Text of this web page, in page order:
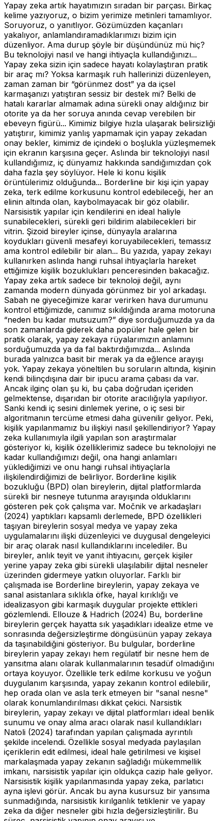
Yapay zeka artık hayatımızın sıradan bir parçası. Birkaç
kelime yazıyoruz, o bizim yerimize metinleri tamamlıyor.
Soruyoruz, o yanıtlıyor. Gözümüzden kaçanları
yakalıyor, anlamlandıramadıklarımızı bizim için
düzenliyor. Ama durup şöyle bir düşündünüz mü hiç?
Bu teknolojiyi nasıl ve hangi ihtiyaçla kullandığınızı...
Yapay zeka sizin için sadece hayatı kolaylaştıran pratik
bir araç mı? Yoksa karmaşık ruh hallerinizi düzenleyen,
zaman zaman bir “görünmez dost” ya da içsel
karmaşanızı yatıştıran sessiz bir destek mi? Belki de
hatalı kararlar almamak adına sürekli onay aldığınız bir
otorite ya da her soruya anında cevap verebilen bir
ebeveyn figürü... Kimimiz bilgiye hızla ulaşarak belirsizliği
yatıştırır, kimimiz yanlış yapmamak için yapay zekadan
onay bekler, kimimiz de içindeki o boşlukla yüzleşmemek
için ekranın karşısına geçer. Aslında bir teknolojiyi nasıl
kullandığımız, iç dünyamız hakkında sandığımızdan çok
daha fazla şey söylüyor. Hele ki konu kişilik
örüntülerimiz olduğunda... Borderline bir kişi için yapay
zeka, terk edilme korkusunu kontrol edebileceği, her an
elinin altında olan, kaybolmayacak bir göz olabilir.
Narsisistik yapılar için kendilerini en ideal haliyle
sunabilecekleri, sürekli geri bildirim alabilecekleri bir
vitrin. Şizoid bireyler içinse, dünyayla aralarına
koydukları güvenli mesafeyi koruyabilecekleri, temassız
ama kontrol edilebilir bir alan... Bu yazıda, yapay zekayı
kullanırken aslında hangi ruhsal ihtiyaçlarla hareket
ettiğimize kişilik bozuklukları penceresinden bakacağız.
Yapay zeka artık sadece bir teknoloji değil, aynı
zamanda modern dünyada görünmez bir yol arkadaşı.
Sabah ne giyeceğimize karar verirken hava durumunu
kontrol ettiğimizde, canımız sıkıldığında arama motoruna
“neden bu kadar mutsuzum?” diye sorduğumuzda ya da
son zamanlarda giderek daha popüler hale gelen bir
pratik olarak, yapay zekaya rüyalarımızın anlamını
sorduğumuzda ya da fal baktırdığımızda... Aslında
burada yalnızca basit bir merak ya da eğlence arayışı
yok. Yapay zekaya yöneltilen bu soruların altında, kişinin
kendi bilinçdışına dair bir ipucu arama çabası da var.
Ancak ilginç olan şu ki, bu çaba doğrudan içeriden
gelmektense, dışarıdan bir otorite aracılığıyla yapılıyor.
Sanki kendi iç sesini dinlemek yerine, o iç sesi bir
algoritmanın tercüme etmesi daha güvenilir geliyor. Peki,
kişilik yapılanmamız bu ilişkiyi nasıl şekillendiriyor? Yapay
zeka kullanımıyla ilgili yapılan son araştırmalar
gösteriyor ki, kişilik özelliklerimiz sadece bu teknolojiyi ne
kadar kullandığımızı değil, ona hangi anlamları
yüklediğimizi ve onu hangi ruhsal ihtiyaçlarla
ilişkilendirdiğimizi de belirliyor. Borderline kişilik
bozukluğu (BPD) olan bireylerin, dijital platformlarda
sürekli bir nesneye tutunma arayışında olduklarını
gösteren pek çok çalışma var. Močnik ve arkadaşları
(2024) yaptıkları kapsamlı derlemede, BPD özellikleri
taşıyan bireylerin sosyal medya ve yapay zeka
uygulamalarını ilişki düzenleyici ve duygusal dengeleyici
bir araç olarak nasıl kullandıklarını incelediler. Bu
bireyler, anlık teyit ve yanıt ihtiyacını, gerçek kişiler
yerine yapay zeka gibi sürekli ulaşılabilir dijital nesneler
üzerinden gidermeye yatkın oluyorlar. Farklı bir
çalışmada ise Borderline bireylerin, yapay zekaya ve
sanal asistanlara sıklıkla öfke, hayal kırıklığı ve
idealizasyon gibi karmaşık duygular projekte ettikleri
gözlemlendi. Ellouze & Hadrich (2024) Bu, borderline
bireylerin gerçek hayatta sık yaşadıkları idealize etme ve
sonrasında değersizleştirme döngüsünün yapay zekaya
da taşınabildiğini gösteriyor. Bu bulgular, borderline
bireylerin yapay zekayı hem regülatif bir nesne hem de
yansıtma alanı olarak kullanmalarının tesadüf olmadığını
ortaya koyuyor. Özellikle terk edilme korkusu ve yoğun
duygulanım karşısında, yapay zekanın kontrol edilebilir,
hep orada olan ve asla terk etmeyen bir "sanal nesne"
olarak konumlandırılması dikkat çekici. Narsistik
bireylerin, yapay zekayı ve dijital platformları ideal benlik
sunumu ve onay alma aracı olarak nasıl kullandıkları
Natoli (2024) tarafından yapılan çalışmada ayrıntılı
şekilde incelendi. Özellikle sosyal medyada paylaşılan
içeriklerin edit edilmesi, ideal hale getirilmesi ve kişisel
markalaşmada yapay zekanın sağladığı mükemmellik
imkanı, narsisistik yapılar için oldukça cazip hale geliyor.
Narsisistik kişilik yapılanmasında yapay zeka, parlatıcı
ayna işlevi görür. Ancak bu ayna kusursuz bir yansıma
sunmadığında, narsisistik kırılganlık tetiklenir ve yapay
zeka da diğer nesneler gibi hızla değersizleştirilir. Bu